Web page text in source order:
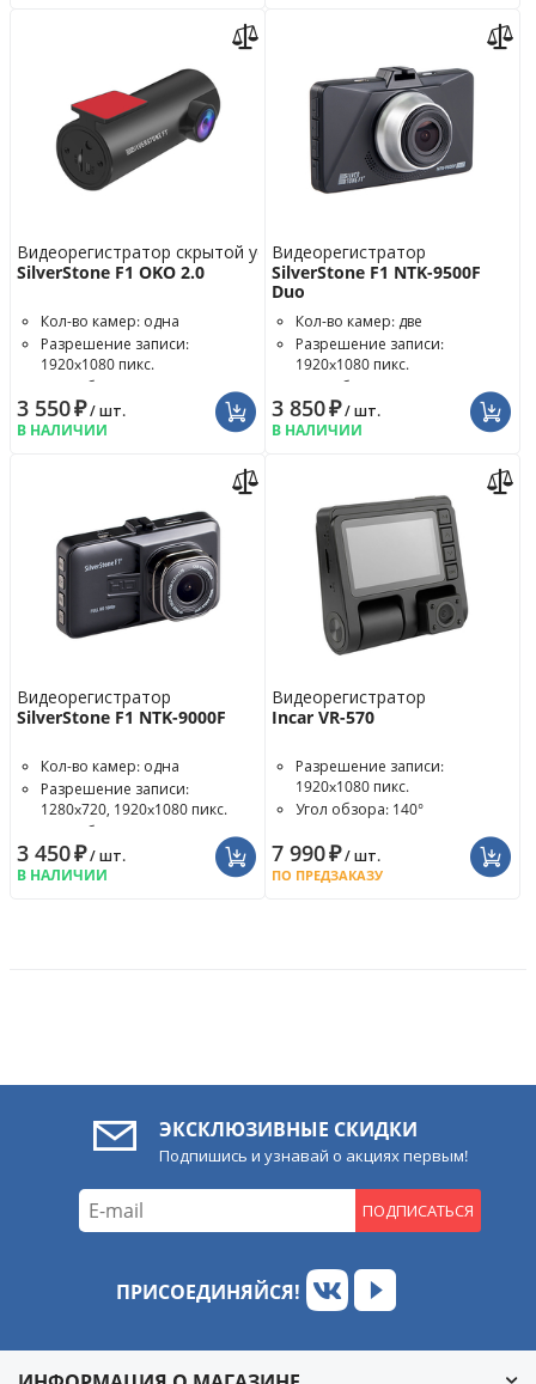
Видеорегистратор скрытой установки
SilverStone F1 OKO 2.0
Кол-во камер: одна
Разрешение записи:
1920x1080 пикс.
Угол обзора: 140°
3 550₽/ шт.
В НАЛИЧИИ
Видеорегистратор
SilverStone F1 NTK-9500F
Duo
Кол-во камер: две
Разрешение записи:
1920x1080 пикс.
Угол обзора: 140°
3 850₽/ шт.
В НАЛИЧИИ
Видеорегистратор
SilverStone F1 NTK-9000F
Кол-во камер: одна
Разрешение записи:
1280x720, 1920x1080 пикс.
Угол обзора: 140°
3 450₽/ шт.
В НАЛИЧИИ
Видеорегистратор
Incar VR-570
Разрешение записи:
1920x1080 пикс.
Угол обзора: 140°
7 990₽/ шт.
ПО ПРЕДЗАКАЗУ
ЭКСКЛЮЗИВНЫЕ СКИДКИ
Подпишись и узнавай о акциях первым!
ПОДПИСАТЬСЯ
ПРИСОЕДИНЯЙСЯ!